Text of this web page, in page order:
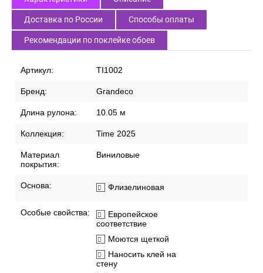
Доставка по России Способы оплаты
Рекомендации по поклейке обоев
Артикул: TI1002
Бренд: Grandeco
Длина рулона: 10.05 м
Коллекция: Time 2025
Материал
покрытия:
Виниловые
Основа: Флизелиновая
Особые свойства:
Европейское
соответствие
Моются щеткой
Наносить клей на
стену